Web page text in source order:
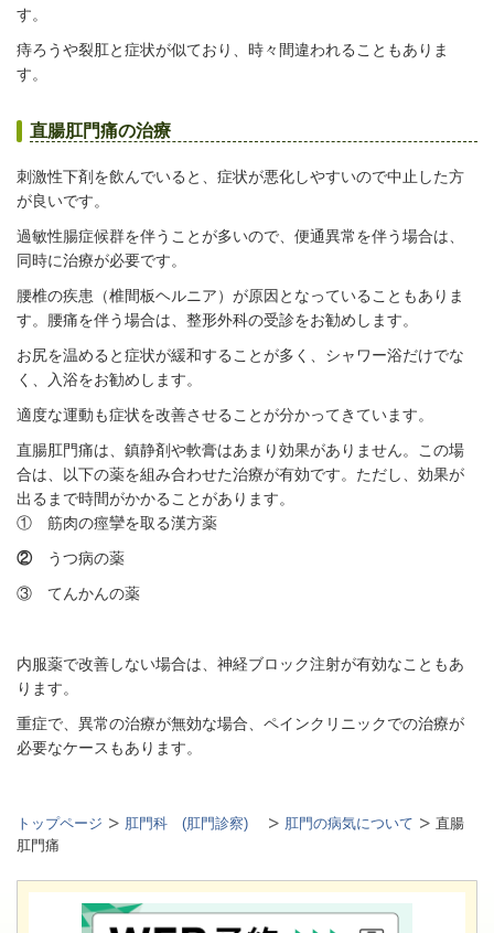
す。
痔ろうや裂肛と症状が似ており、時々間違われることもありま
す。
直腸肛門痛の治療
刺激性下剤を飲んでいると、症状が悪化しやすいので中止した方
が良いです。
過敏性腸症候群を伴うことが多いので、便通異常を伴う場合は、
同時に治療が必要です。
腰椎の疾患（椎間板ヘルニア）が原因となっていることもありま
す。腰痛を伴う場合は、整形外科の受診をお勧めします。
お尻を温めると症状が緩和することが多く、シャワー浴だけでな
く、入浴をお勧めします。
適度な運動も症状を改善させることが分かってきています。
直腸肛門痛は、鎮静剤や軟膏はあまり効果がありません。この場
合は、以下の薬を組み合わせた治療が有効です。ただし、効果が
出るまで時間がかかることがあります。
① 筋肉の痙攣を取る漢方薬
②
うつ病の薬
③ てんかんの薬
内服薬で改善しない場合は、神経ブロック注射が有効なこともあ
ります。
重症で、異常の治療が無効な場合、ペインクリニックでの治療が
必要なケースもあります。
トップページ 肛門科 (肛門診察) 肛門の病気について
直腸
肛門痛